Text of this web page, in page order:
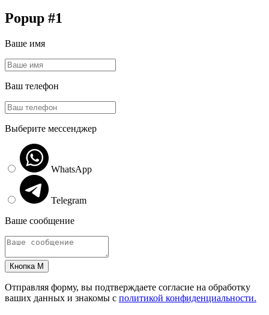
Popup #1
Ваше имя
Ваш телефон
Выберите мессенджер
WhatsApp
Telegram
Ваше сообщение
Кнопка M
Отправляя форму, вы подтверждаете согласие на обработку
ваших данных и знакомы с политикой конфиденциальности.